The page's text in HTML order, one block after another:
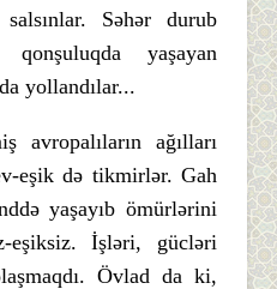
Səhər durub
qonşuluqda yaşayan
yollandılar...
avropalıların ağılları
eşik də tikmirlər. Gah
yaşayıb ömürlərini
eşiksiz. İşləri, gücləri
Övlad da ki,